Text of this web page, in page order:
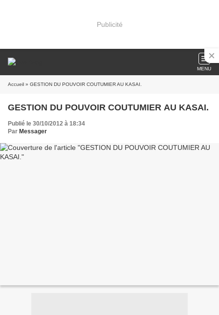
Publicité
MENU
Accueil » GESTION DU POUVOIR COUTUMIER AU KASAI.
GESTION DU POUVOIR COUTUMIER AU KASAI.
Publié le 30/10/2012 à 18:34
Par Messager